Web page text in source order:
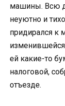
машины. Всю
неуютно и
придирался к
ей какие-то
налоговой,
отъезде.